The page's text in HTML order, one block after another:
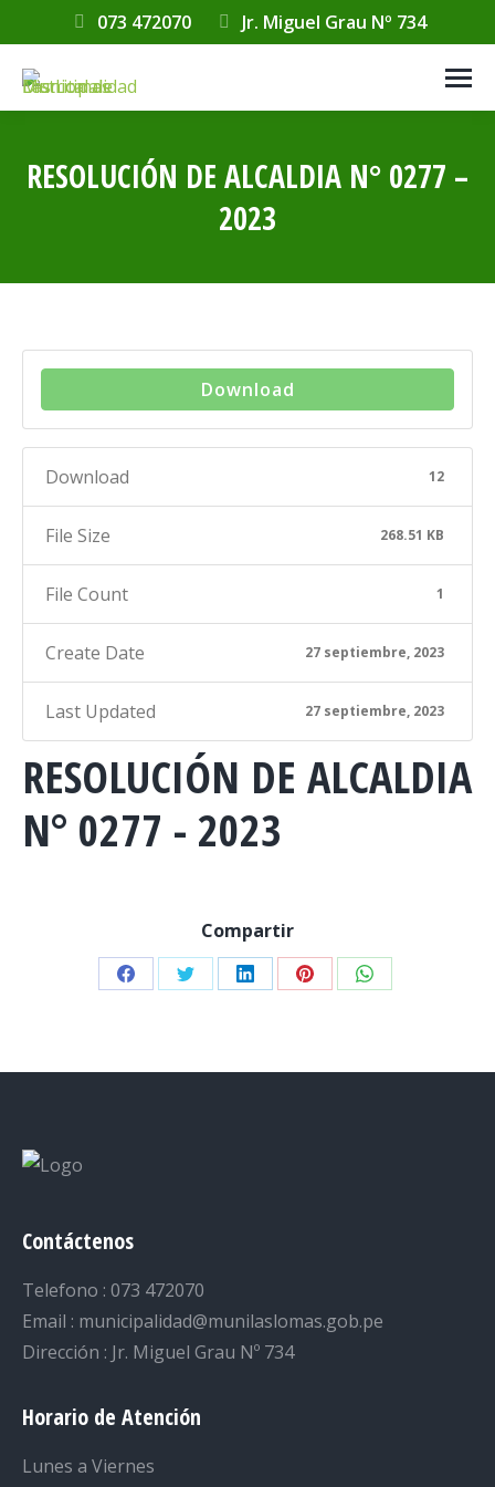
073 472070 Jr. Miguel Grau Nº 734
RESOLUCIÓN DE ALCALDIA N° 0277 –
2023
Download
Download 12
File Size 268.51 KB
File Count 1
Create Date 27 septiembre, 2023
Last Updated 27 septiembre, 2023
RESOLUCIÓN DE ALCALDIA
N° 0277 - 2023
Compartir
Share Share Share Share Share
Contáctenos
Telefono : 073 472070
Email : municipalidad@munilaslomas.gob.pe
Dirección : Jr. Miguel Grau Nº 734
Horario de Atención
Lunes a Viernes